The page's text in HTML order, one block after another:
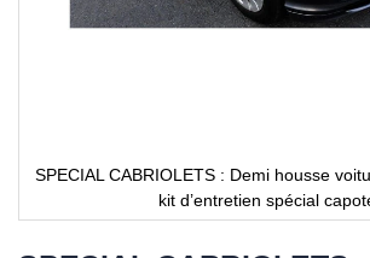
SPECIAL CABRIOLETS : Demi housse
kit d’entretien spécial